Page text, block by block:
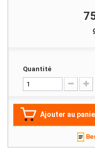
Quantité
Ajouter au